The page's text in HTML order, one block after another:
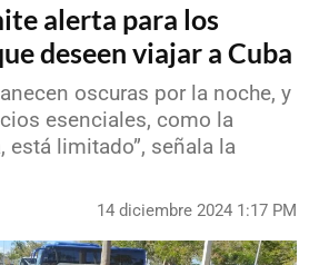
alerta para los
deseen viajar a Cuba
oscuras por la noche, y
esenciales, como la
está limitado”, señala la
14 diciembre 2024 1:17 PM